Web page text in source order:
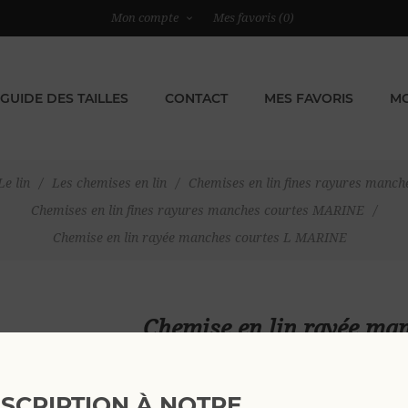
Mon compte Mes favoris (0)
GUIDE DES TAILLES CONTACT MES FAVORIS
Le lin / Les chemises en lin / Chemises en lin fines rayures
Chemises en lin fines rayures manches courtes MARINE
/
Chemise en lin rayée manches courtes L MARINE
Chemise en lin rayée